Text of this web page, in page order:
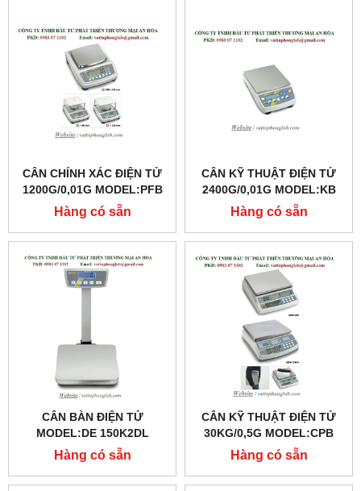
CÂN CHÍNH XÁC ĐIỆN TỬ
1200G/0,01G MODEL:PFB
1200-2
Hàng có sẵn
CÂN KỸ THUẬT ĐIỆN TỬ
2400G/0,01G MODEL:KB
2400-2N
Hàng có sẵn
CÂN BÀN ĐIỆN TỬ
MODEL:DE 150K2DL
Hàng có sẵn
CÂN KỸ THUẬT ĐIỆN TỬ
30KG/0,5G MODEL:CPB
30K0.5N
Hàng có sẵn